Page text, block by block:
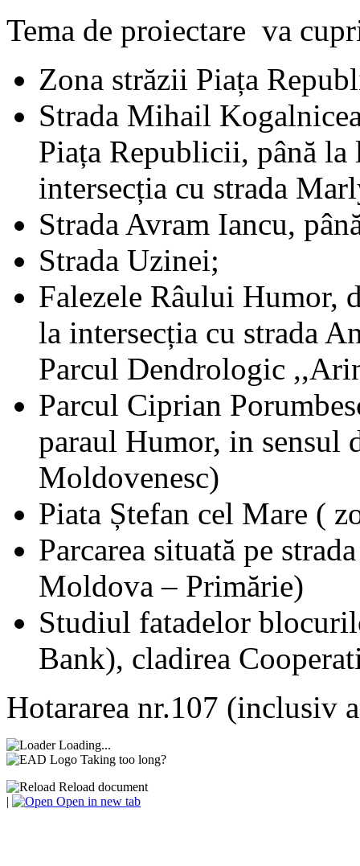
Tema de proiectare va
Zona străzii Piața
Strada Mihail
Piața Republicii, până
intersecția cu strada
Strada Avram Iancu,
Strada Uzinei;
Falezele Râului Humor,
la intersecția cu strada
Parcul Dendrologic
Parcul Ciprian
paraul Humor, in sensul
Moldovenesc)
Piata Ștefan cel Mare (
Parcarea situată pe
Moldova – Primărie)
Studiul fatadelor
Bank), cladirea
Hotararea nr.107 (inclusiv
Loading...
Taking too long?
Reload document
|
Open in new tab